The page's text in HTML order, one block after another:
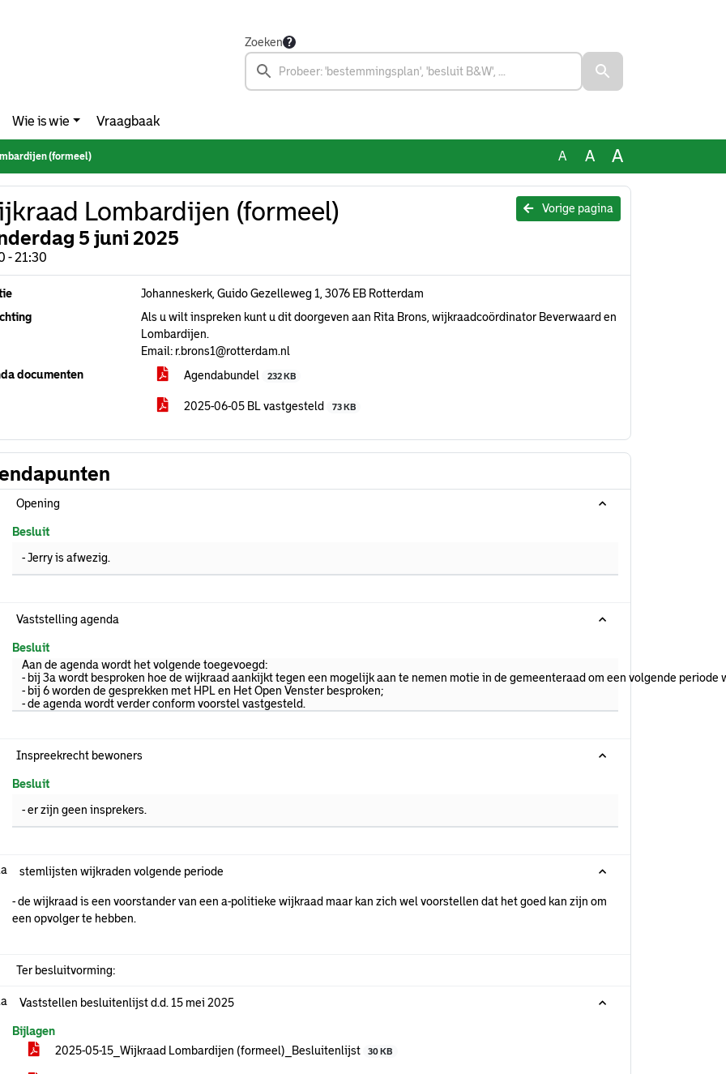
Zoeken
Wie is wie Vraagbaak
(formeel) A A A
Vorige pagina
Lombardijen (formeel)
5 juni 2025
- 21:30
Johanneskerk, Guido Gezelleweg 1, 3076 EB Rotterdam
Als u wilt inspreken kunt u dit doorgeven aan Rita Brons, wijkraadcoördinator Beverwaard en
Lombardijen.
Email: r.brons1@rotterdam.nl
documenten
Agendabundel 232 KB
2025-06-05 BL vastgesteld 73 KB
Opening
Besluit
- Jerry is afwezig.
Vaststelling agenda
Besluit
Aan de agenda wordt het volgende toegevoegd:
- bij 3a wordt besproken hoe de wijkraad aankijkt tegen een mogelijk aan te nemen motie in de gemeenteraad om een volgende
- bij 6 worden de gesprekken met HPL en Het Open Venster besproken;
- de agenda wordt verder conform voorstel vastgesteld.
Inspreekrecht bewoners
Besluit
- er zijn geen insprekers.
stemlijsten wijkraden volgende periode
- de wijkraad is een voorstander van een a-politieke wijkraad maar kan zich wel voorstellen dat het goed kan zijn om
een opvolger te hebben.
Ter besluitvorming:
Vaststellen besluitenlijst d.d. 15 mei 2025
Bijlagen
2025-05-15_Wijkraad Lombardijen (formeel)_Besluitenlijst
30 KB